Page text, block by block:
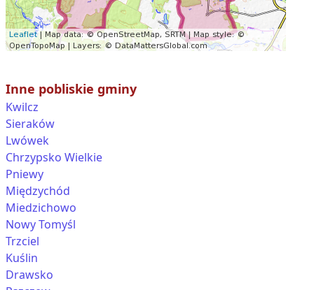
Inne pobliskie gminy
Kwilcz
Sieraków
Lwówek
Chrzypsko Wielkie
Pniewy
Międzychód
Miedzichowo
Nowy Tomyśl
Trzciel
Kuślin
Drawsko